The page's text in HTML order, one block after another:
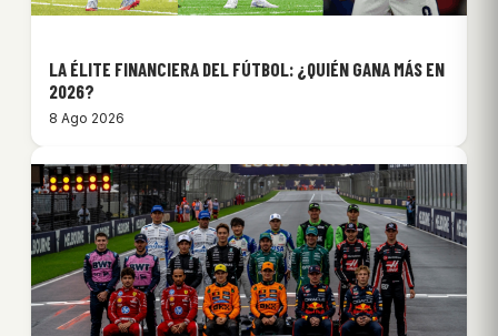
LA ÉLITE FINANCIERA DEL FÚTBOL: ¿QUIÉN GANA MÁS EN
2026?
8 Ago 2026